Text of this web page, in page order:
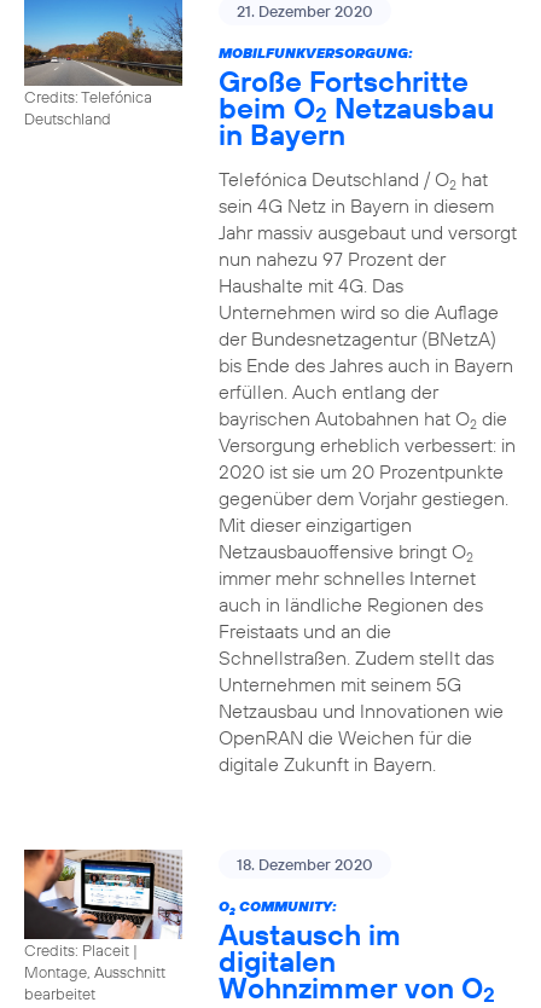
Credits: Telefónica
Deutschland
21. Dezember 2020
MOBILFUNKVERSORGUNG:
Große Fortschritte
beim O2 Netzausbau
in Bayern
Telefónica Deutschland / O2hat
sein 4G Netz in Bayern in diesem
Jahr massiv ausgebaut und versorgt
nun nahezu 97 Prozent der
Haushalte mit 4G. Das
Unternehmen wird so die Auflage
der Bundesnetzagentur (BNetzA)
bis Ende des Jahres auch in Bayern
erfüllen. Auch entlang der
bayrischen Autobahnen hat O2die
Versorgung erheblich verbessert: in
2020 ist sie um 20 Prozentpunkte
gegenüber dem Vorjahr gestiegen.
Mit dieser einzigartigen
Netzausbauoffensive bringt O2
immer mehr schnelles Internet
auch in ländliche Regionen des
Freistaats und an die
Schnellstraßen. Zudem stellt das
Unternehmen mit seinem 5G
Netzausbau und Innovationen wie
OpenRAN die Weichen für die
digitale Zukunft in Bayern.
Credits: Placeit |
Montage, Ausschnitt
bearbeitet
18. Dezember 2020
O2COMMUNITY:
Austausch im
digitalen
Wohnzimmer von O2